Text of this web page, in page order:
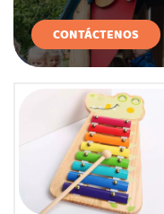
CONTÁCTENOS